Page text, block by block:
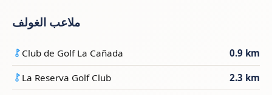
ملاعب الغولف
Club de Golf La Cañada 0.9 km
La Reserva Golf Club 2.3 km